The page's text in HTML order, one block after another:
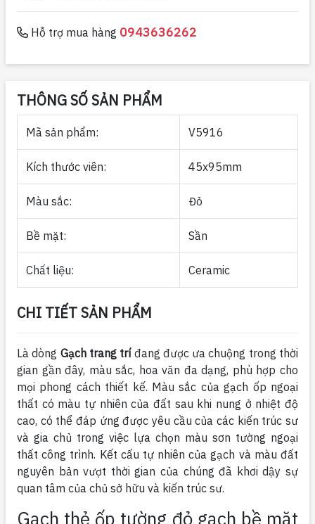
Hỗ trợ mua hàng 0943636262
THÔNG SỐ SẢN PHẨM
Mã sản phẩm: V5916
Kích thước viên: 45x95mm
Màu sắc: Đỏ
Bề mặt: Sần
Chất liệu: Ceramic
CHI TIẾT SẢN PHẨM
Là dòng Gạch trang tríđang được ưa chuộng trong thời
gian gần đây, màu sắc, hoa văn đa dạng, phù hợp cho
mọi phong cách thiết kế. Màu sắc của gạch ốp ngoại
thất có màu tự nhiên của đất sau khi nung ở nhiệt độ
cao, có thể đáp ứng được yêu cầu của các kiến ​​trúc sư
và gia chủ trong việc lựa chọn màu sơn tường ngoại
thất công trình. Kết cấu tự nhiên của gạch và màu đất
nguyên bản vượt thời gian của chúng đã khơi dậy sự
quan tâm của chủ sở hữu và kiến ​​trúc sư.
Gạch thẻ ốp tường đỏ gạch bề mặt